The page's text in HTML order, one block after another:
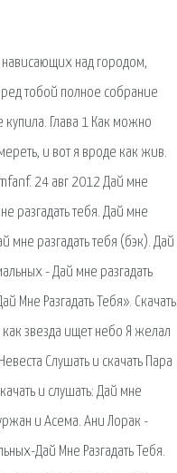
нависающих над городом,
тобой полное собрание
купила. Глава 1 Как можно
и вот я вроде как жив.
24 авг 2012 Дай мне
разгадать тебя. Дай мне
мне разгадать тебя (бэк). Дай
- Дай мне разгадать
Мне Разгадать Тебя». Скачать
как звезда ищет небо Я желал
Cлушать и скачать Пара
и слушать: Дай мне
и Асема. Ани Лорак -
Дай Мне Разгадать Тебя.